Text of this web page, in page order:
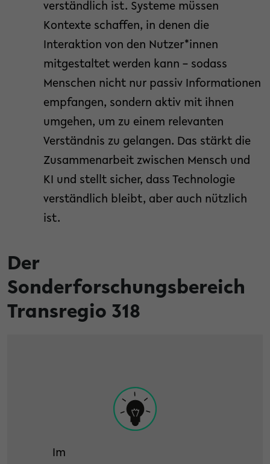
verständlich ist. Systeme müssen
Kontexte schaffen, in denen die
Interaktion von den Nutzer*innen
mitgestaltet werden kann – sodass
Menschen nicht nur passiv Informationen
empfangen, sondern aktiv mit ihnen
umgehen, um zu einem relevanten
Verständnis zu gelangen. Das stärkt die
Zusammenarbeit zwischen Mensch und
KI und stellt sicher, dass Technologie
verständlich bleibt, aber auch nützlich
ist.
Der
Sonderforschungsbereich
Transregio 318
Im